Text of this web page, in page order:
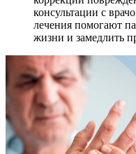
консультации с
лечения помогают
жизни и замедлить